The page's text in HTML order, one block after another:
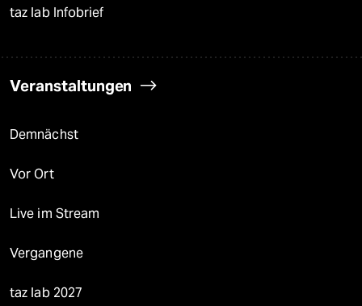
taz lab Infobrief
Veranstaltungen
Demnächst
Vor Ort
Live im Stream
Vergangene
taz lab 2027